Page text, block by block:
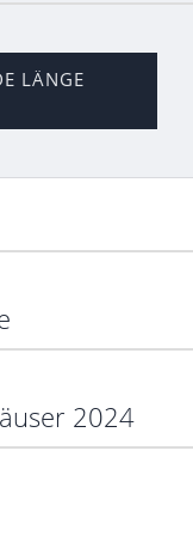
LÄNGE
2024